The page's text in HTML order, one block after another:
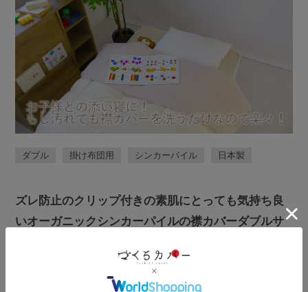
ダブル 掛け布団用 シンカーパイル 日本製
ズレ防止のクリップ付きの素肌にとっても気持ち良
いオーガニックシンカーパイルの襟カバーダブルサ
したダブルガーゼを使用！肌に優しく安心の日本製